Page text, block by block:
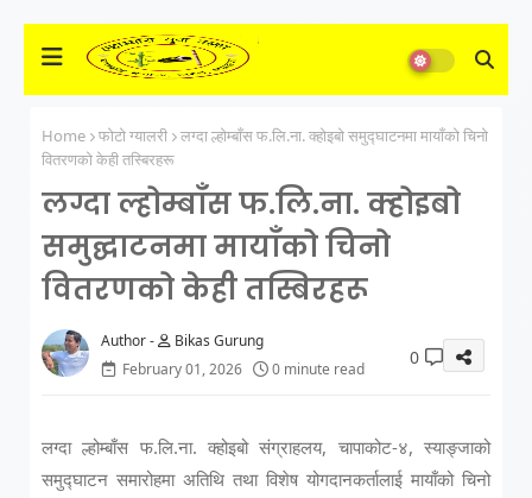
Home फोटो ग्यालरी
लग्दा ल्होम्बाँस फ.लि.ना. क्होइबो समुद्घाटनमा मायाँको चिनो
वितरणको केही तस्बिरहरू
लग्दा ल्होम्बाँस फ.लि.ना. क्होइबो
समुद्घाटनमा मायाँको चिनो
वितरणको केही तस्बिरहरू
Bikas Gurung
February 01, 2026
0 minute read
0
लग्दा ल्होम्बाँस फ.लि.ना. क्होइबो संग्राहलय, चापाकोट-४, स्याङ्जाको
समुद्घाटन समारोहमा अतिथि तथा विशेष योगदानकर्तालाई मायाँको चिनो